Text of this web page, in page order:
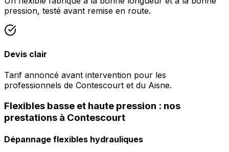
pression, testé avant remise en route.
Devis clair
Tarif annoncé avant intervention pour les
professionnels de Contescourt et du Aisne.
Flexibles basse et haute pression : nos
prestations à Contescourt
Dépannage flexibles hydrauliques